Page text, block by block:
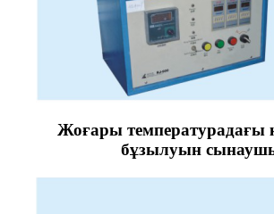
Жоғары температурадағы
бұзылуын